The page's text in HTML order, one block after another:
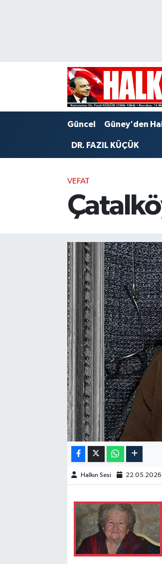
Güncel Güney'den
DR. FAZIL KÜÇÜK
VEFAT
Halkın Sesi 22.05.2026
Trafik Durumu
Puan Durumu ve Fikstür